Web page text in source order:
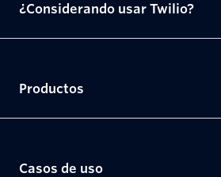
¿Considerando usar Twilio?
Productos
Casos de uso